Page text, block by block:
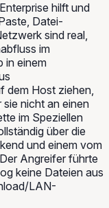
hilft und
Datei-
sind real,
im
in einem
dem Host ziehen,
nicht an einen
im Speziellen
über die
und einem vom
Angreifer führte
keine Dateien aus
LAN-